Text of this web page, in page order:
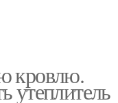
кровлю.
утеплитель